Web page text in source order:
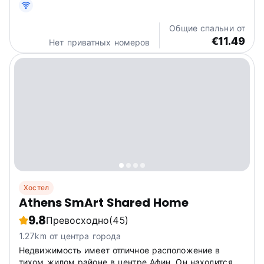
Нет приватных номеров
Общие спальни от
€11.49
Хостел
Athens SmArt Shared Home
9.8Превосходно(45)
1.27km от центра города
Недвижимость имеет отличное расположение в
тихом жилом районе в центре Афин. Он находится в